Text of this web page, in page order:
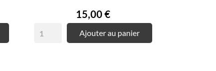
Prix
15,00 €
Ajouter au panier